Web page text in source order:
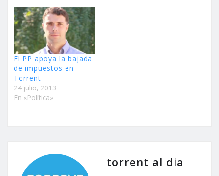
El PP apoya la bajada
de impuestos en
Torrent
24 julio, 2013
En «Política»
torrent al dia